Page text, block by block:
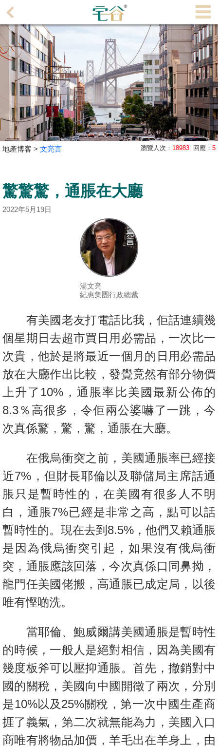
理
主
頁
樓/
成
交
業
主
宅
谷
產
聞
數
據
公
佈
手
冊
關
於
我
們
地產博客 > 文亮言 瀏覽人次： 18983 回應： 5
驚驚驚，通脹在大廳
2022年5月19日
湯文亮
紀惠集團行政總裁
有美國老友打電話比我，佢話連續幾
個星期日去超市買日用必需品，一次比一
次貴，他於是將最近一個月的日用必需品
放在大廳作出比較，發覺竟然有部分物價
上升了10%，通脹率比美國最新公佈的
8.3％高很多，令佢兩公婆嚇了一跳，今
次真係驚，驚，驚，通脹在大廳。
在俄烏衝突之前，美國通脹率已經接
近7%，但財長耶倫以及聯儲局主席話通
脹只是暫時性的，在美國有很多人不明
白，通脹7%已經是非常之高，點可以話
暫時性的。現在去到8.5%，他們又賴通脹
是因為俄烏衝突引起，如果沒有俄烏衝
突，通脹應該回落，今次真係口同鼻拗，
龍門任美國佬搬，高通脹已成定局，以後
唯有慳啲洗。
當耶倫、鮑威爾講美國通脹是暫時性
的時候，一般人是絕對相信，因為美國有
幾度板斧可以壓抑通脹。首先， 撤銷對中
國的關稅，美國向中國開徵了兩次，分別
是10%以及25%關稅，第一次中國生產商
捱了義氣，第二次就無能為力，美國入口
商唯有將物品加價，羊毛出在羊身上，由